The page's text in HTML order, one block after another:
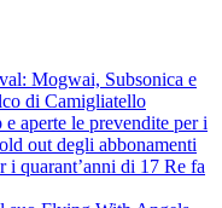
Mogwai, Subsonica e
di Camigliatello
aperte le prevendite per i
out degli abbonamenti
quarant’anni di 17 Re fa